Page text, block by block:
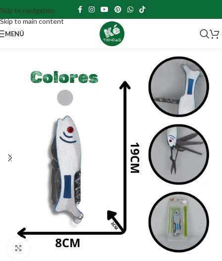
Skip to navigation
Skip to main content
MENÚ
Haz clic para ampliar